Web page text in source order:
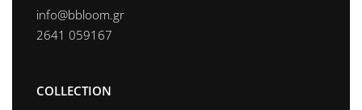
info@bbloom.gr
2641 059167
COLLECTION